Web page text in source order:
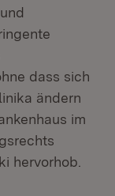
dass sich
ändern
im
hervorhob.